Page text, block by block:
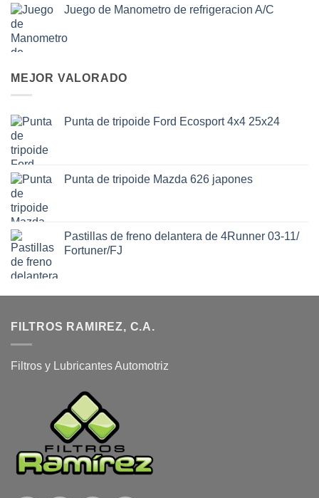
Juego de Manometro de refrigeracion A/C
MEJOR VALORADO
Punta de tripoide Ford Ecosport 4x4 25x24
Punta de tripoide Mazda 626 japones
Pastillas de freno delantera de 4Runner 03-11/
Fortuner/FJ
FILTROS RAMIREZ, C.A.
Filtros y Lubricantes Automotriz